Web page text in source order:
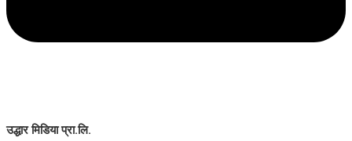
उद्धार मिडिया प्रा.लि.